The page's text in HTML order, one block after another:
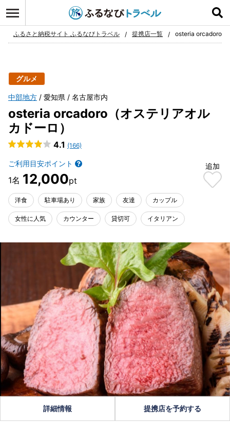
お気に入り
ふるさと納税サイト ふるなびトラベル 提携店一覧 osteria orcadoro（
グルメ
中部地方 愛知県 名古屋市内
osteria orcadoro（オステリアオル
カドーロ）
4.1 (166)
ご利用目安ポイント
12,000
追加
洋食 駐車場あり 家族 友達 カップル
女性に人気 カウンター 貸切可 イタリアン
詳細情報 提携店を予約する